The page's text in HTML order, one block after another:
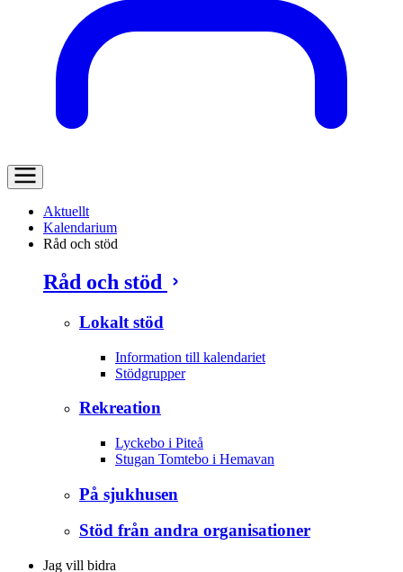
Aktuellt
Kalendarium
Råd och stöd
Råd och stöd
Lokalt stöd
Information till kalendariet
Stödgrupper
Rekreation
Lyckebo i Piteå
Stugan Tomtebo i Hemavan
På sjukhusen
Stöd från andra organisationer
Jag vill bidra